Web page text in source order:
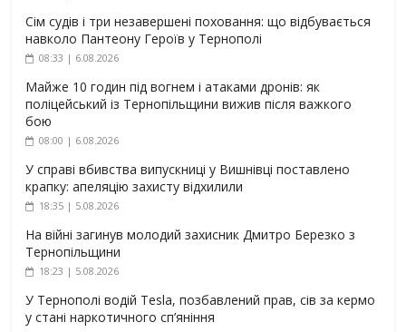
Сім судів і три незавершені поховання: що відбувається
навколо Пантеону Героїв у Тернополі
08:33 | 6.08.2026
Майже 10 годин під вогнем і атаками дронів: як
поліцейський із Тернопільщини вижив після важкого
бою
08:00 | 6.08.2026
У справі вбивства випускниці у Вишнівці поставлено
крапку: апеляцію захисту відхилили
18:35 | 5.08.2026
На війні загинув молодий захисник Дмитро Березко з
Тернопільщини
18:23 | 5.08.2026
У Тернополі водій Tesla, позбавлений прав, сів за кермо
у стані наркотичного сп’яніння